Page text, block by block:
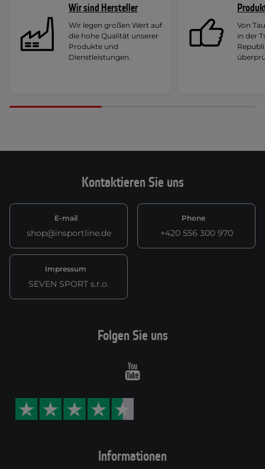
Wir sind Hersteller
Wir legen großen Wert auf
die hohe Qualität unserer
Produkte und
Dienstleistungen.
Von
in der
Kontaktieren Sie uns
E-mail
shop@insportline.de
Phone
+420 556 300 970
Impressum
SEVEN SPORT s.r.o.
Informationen
Folgen Sie uns
Youtube